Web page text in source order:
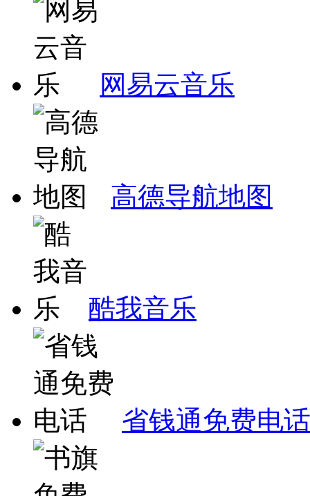
网易云音乐
高德导航地图
酷我音乐
省钱通免费电话